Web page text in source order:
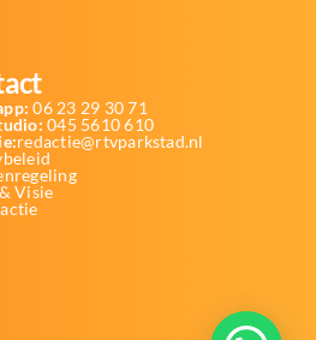
06 23 29 30 71
045 5610 610
redactie@rtvparkstad.nl
Visie